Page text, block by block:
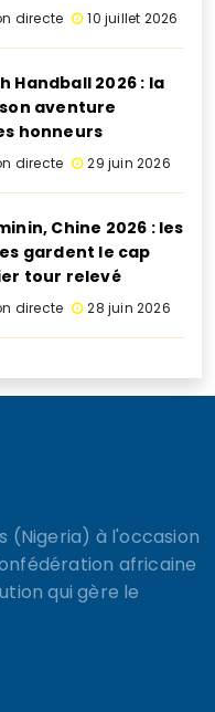
directe 10 juillet 2026
Handball 2026 : la
aventure
honneurs
directe 29 juin 2026
Chine 2026 : les
gardent le cap
tour relevé
directe 28 juin 2026
(Nigeria) à l'occasion
africaine
qui gère le